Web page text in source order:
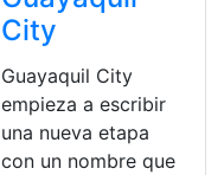
City
Guayaquil City
empieza a escribir
una nueva etapa
con un nombre que